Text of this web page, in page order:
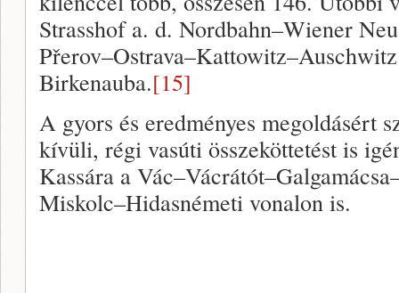
Strasshof a. d. Nordbahn–Wiener
Birkenauba.[15]
A gyors és eredményes megoldásért
kívüli, régi vasúti összeköttetést is
Kassára a
Miskolc–Hidasnémeti vonalon is.